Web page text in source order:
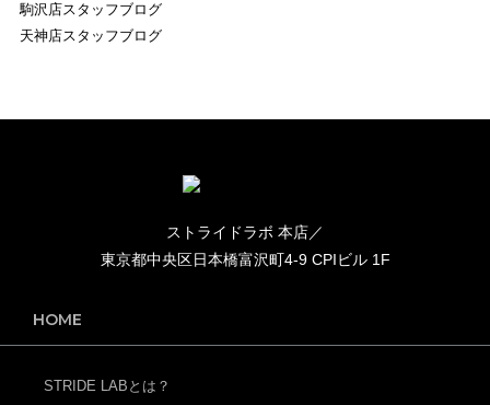
駒沢店スタッフブログ
天神店スタッフブログ
ストライドラボ 本店／
東京都中央区日本橋富沢町4-9 CPIビル 1F
HOME
STRIDE LABとは？